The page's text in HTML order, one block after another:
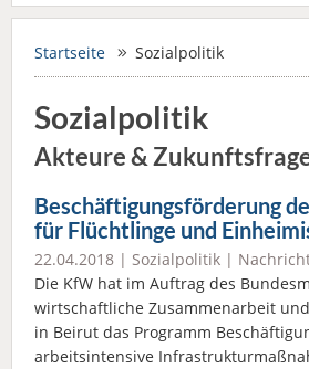
Startseite Sozialpolitik
Sozialpolitik
Akteure &
Beschäftigungsförderung
für Flüchtlinge und
22.04.2018 | Sozialpolitik |
Die KfW hat im Auftrag des
wirtschaftliche Zusammenarbeit
in Beirut das Programm
arbeitsintensive